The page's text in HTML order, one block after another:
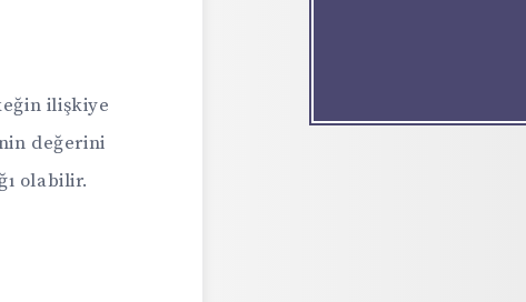
ilişkiye
değerini
olabilir.